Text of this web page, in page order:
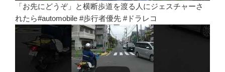
「お先にどうぞ」と横断歩道を渡る人にジェスチャーさ
れたら#automobile #歩行者優先 #ドラレコ